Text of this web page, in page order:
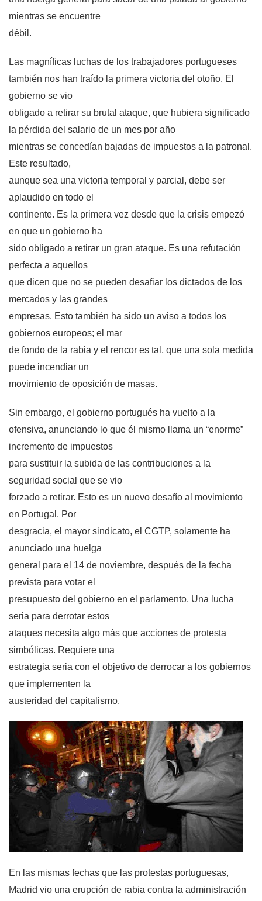
mientras se encuentre
débil.
Las magníficas luchas de los trabajadores portugueses
también nos han traído la primera victoria del otoño. El
gobierno se vio
obligado a retirar su brutal ataque, que hubiera significado
la pérdida del salario de un mes por año
mientras se concedían bajadas de impuestos a la patronal.
Este resultado,
aunque sea una victoria temporal y parcial, debe ser
aplaudido en todo el
continente. Es la primera vez desde que la crisis empezó
en que un gobierno ha
sido obligado a retirar un gran ataque. Es una refutación
perfecta a aquellos
que dicen que no se pueden desafiar los dictados de los
mercados y las grandes
empresas. Esto también ha sido un aviso a todos los
gobiernos europeos; el mar
de fondo de la rabia y el rencor es tal, que una sola medida
puede incendiar un
movimiento de oposición de masas.
Sin embargo, el gobierno portugués ha vuelto a la
ofensiva, anunciando lo que él mismo llama un “enorme”
incremento de impuestos
para sustituir la subida de las contribuciones a la
seguridad social que se vio
forzado a retirar. Esto es un nuevo desafío al movimiento
en Portugal. Por
desgracia, el mayor sindicato, el CGTP, solamente ha
anunciado una huelga
general para el 14 de noviembre, después de la fecha
prevista para votar el
presupuesto del gobierno en el parlamento. Una lucha
seria para derrotar estos
ataques necesita algo más que acciones de protesta
simbólicas. Requiere una
estrategia seria con el objetivo de derrocar a los gobiernos
que implementen la
austeridad del capitalismo.
En las mismas fechas que las protestas portuguesas,
Madrid vio una erupción de rabia contra la administración